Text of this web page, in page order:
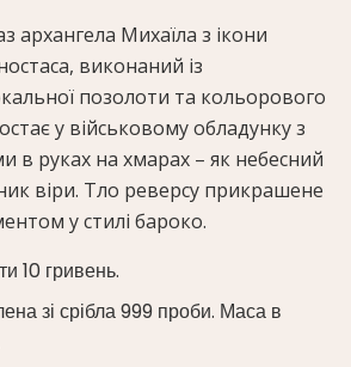
архангела Михаїла з ікони
виконаний із
позолоти та кольорового
у військовому обладунку з
в руках на хмарах – як небесний
віри. Тло реверсу прикрашене
у стилі бароко.
10 гривень.
зі срібла 999 проби. Маса в